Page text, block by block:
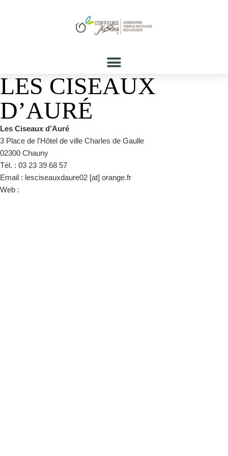
LES CISEAUX
D’AURÉ
Les Ciseaux d’Auré
3 Place de l'Hôtel de ville Charles de Gaulle
02300 Chauny
Tél. : 03 23 39 68 57
Email : lesciseauxdaure02 [at] orange.fr
Web :